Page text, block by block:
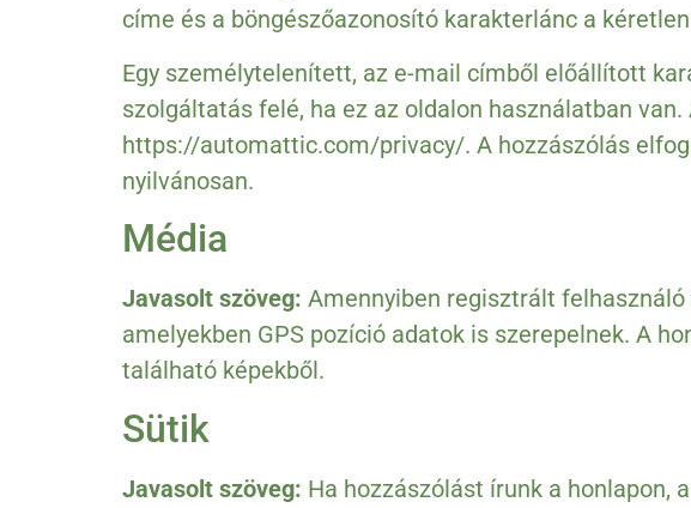
címe és a böngészőazonosító karakterlánc a
Egy személytelenített, az e-mail címből előállított
szolgáltatás felé, ha ez az oldalon használatban
https://automattic.com/privacy/. A hozzászólás
nyilvánosan.
Média
Javasolt szöveg: Amennyiben regisztrált
amelyekben GPS pozíció adatok is szerepelnek. A
található képekből.
Sütik
Javasolt szöveg: Ha hozzászólást írunk a honlapon,